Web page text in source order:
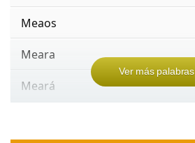
Meaos
Meara
Meará
Ver más palabras